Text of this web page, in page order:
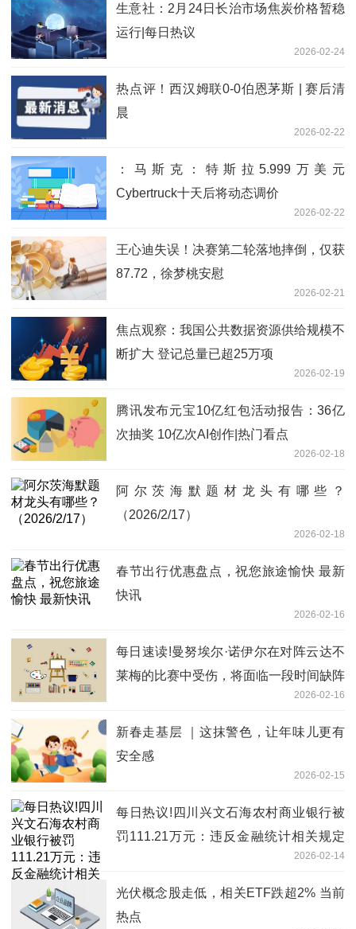
生意社：2月24日长治市场焦炭价格暂稳
运行|每日热议
2026-02-24
热点评！西汉姆联0-0伯恩茅斯 | 赛后清
晨
2026-02-22
：马斯克：特斯拉5.999万美元
Cybertruck十天后将动态调价
2026-02-22
王心迪失误！决赛第二轮落地摔倒，仅获
87.72，徐梦桃安慰
2026-02-21
焦点观察：我国公共数据资源供给规模不
断扩大 登记总量已超25万项
2026-02-19
腾讯发布元宝10亿红包活动报告：36亿
次抽奖 10亿次AI创作|热门看点
2026-02-18
阿尔茨海默题材龙头有哪些？
（2026/2/17）
2026-02-18
春节出行优惠盘点，祝您旅途愉快 最新
快讯
2026-02-16
每日速读!曼努埃尔·诺伊尔在对阵云达不
莱梅的比赛中受伤，将面临一段时间缺阵
2026-02-16
新春走基层 ｜这抹警色，让年味儿更有
安全感
2026-02-15
每日热议!四川兴文石海农村商业银行被
罚111.21万元：违反金融统计相关规定
2026-02-14
光伏概念股走低，相关ETF跌超2% 当前
热点